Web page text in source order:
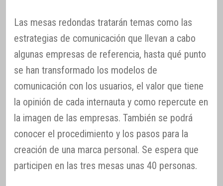
Las mesas redondas tratarán temas como las
estrategias de comunicación que llevan a cabo
algunas empresas de referencia, hasta qué punto
se han transformado los modelos de
comunicación con los usuarios, el valor que tiene
la opinión de cada internauta y como repercute en
la imagen de las empresas. También se podrá
conocer el procedimiento y los pasos para la
creación de una marca personal. Se espera que
participen en las tres mesas unas 40 personas.